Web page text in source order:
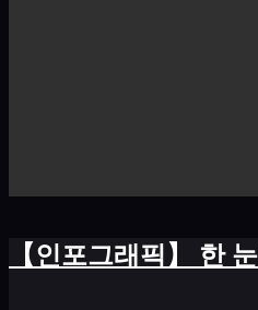
【인포그래픽】 한